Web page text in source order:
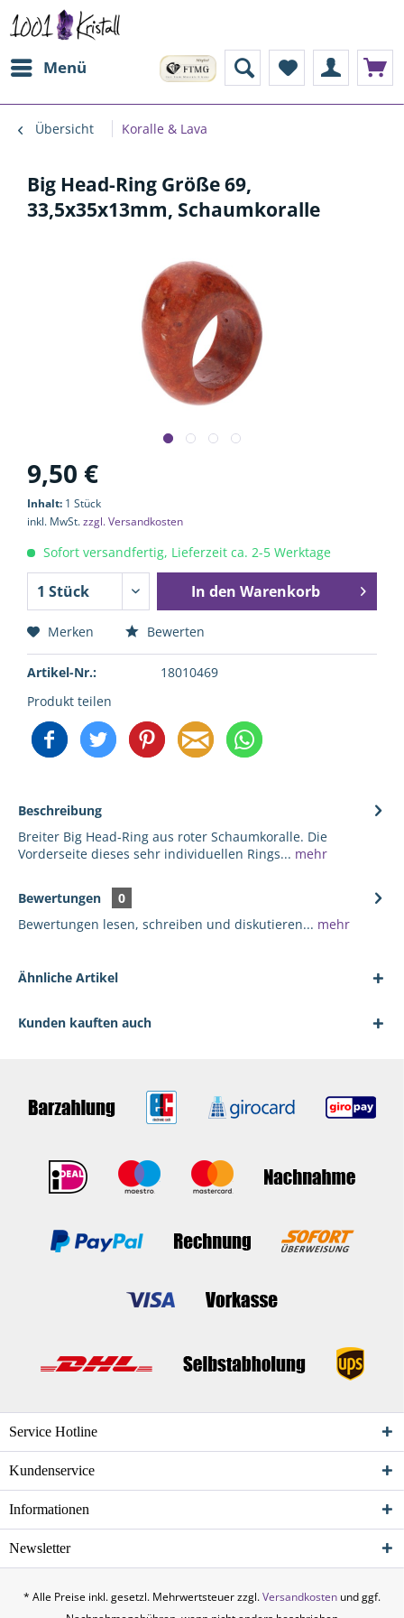
Menü
Übersicht Koralle & Lava
Big Head-Ring Größe 69,
33,5x35x13mm, Schaumkoralle
9,50 €
Inhalt: 1 Stück
inkl. MwSt.zzgl. Versandkosten
Sofort versandfertig, Lieferzeit ca. 2-5 Werktage
In den Warenkorb
Merken Bewerten
Artikel-Nr.:
18010469
Produkt teilen
Beschreibung
Breiter Big Head-Ring aus roter Schaumkoralle. Die
Vorderseite dieses sehr individuellen Rings... mehr
Bewertungen
0
Bewertungen lesen, schreiben und diskutieren... mehr
Ähnliche Artikel
Kunden kauften auch
Service Hotline
Kundenservice
Informationen
Newsletter
* Alle Preise inkl. gesetzl. Mehrwertsteuer zzgl.Versandkosten und ggf.